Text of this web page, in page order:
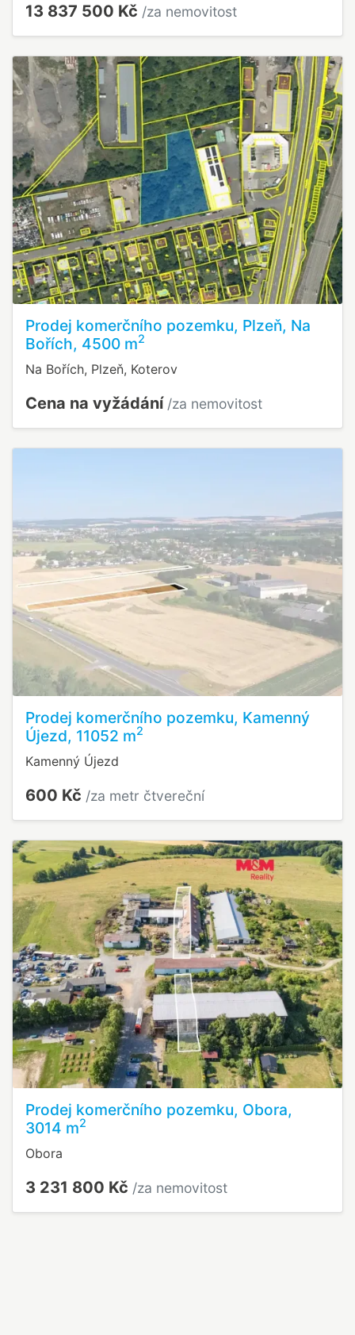
13 837 500 Kč /za nemovitost
Prodej komerčního pozemku, Plzeň, Na
Bořích, 4500 m2
Na Bořích, Plzeň, Koterov
Cena na vyžádání /za nemovitost
Prodej komerčního pozemku, Kamenný
Újezd, 11052 m2
Kamenný Újezd
600 Kč /za metr čtvereční
Prodej komerčního pozemku, Obora,
3014 m2
Obora
3 231 800 Kč /za nemovitost